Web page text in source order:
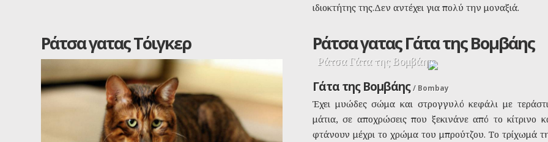
ιδιοκτήτης της.Δεν αντέχει για πολύ την μοναξιά.
Ράτσα γατας Τόιγκερ Ράτσα γατας Γάτα της Βομβάης
Ράτσα Γάτα της Βομβάης
Γάτα της Βομβάης / Bombay
Έχει μυώδες σώμα και στρογγυλό κεφάλι με
μάτια, σε αποχρώσεις που ξεκινάνε από το κίτρινο
φτάνουν μέχρι το χρώμα του μπρούτζου. Το τρίχωμά